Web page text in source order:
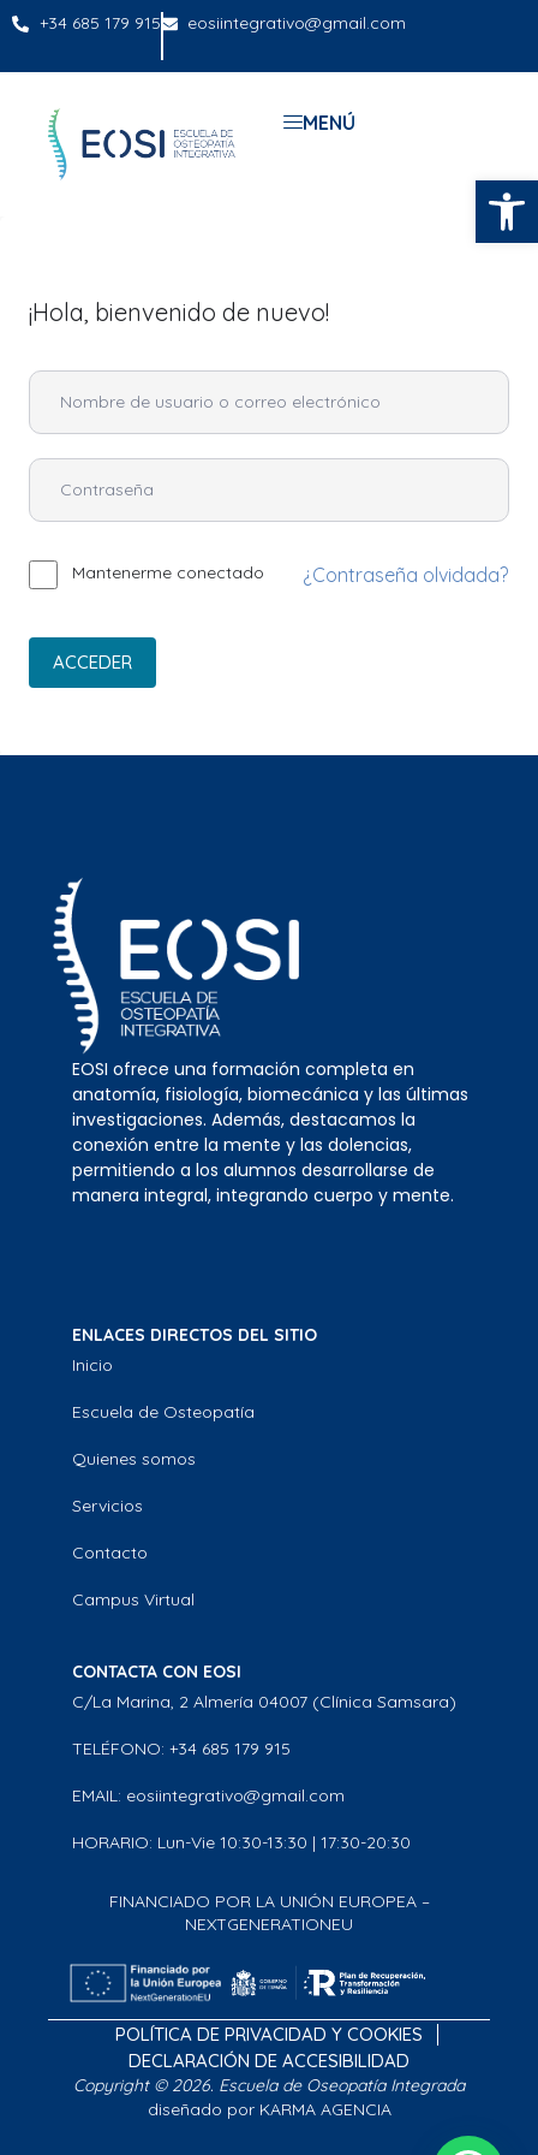
+34 685 179 915 eosiintegrativo@gmail.com
MENÚ
¡Hola, bienvenido de nuevo!
Mantenerme conectado ¿Contraseña olvidada?
ACCEDER
EOSI ofrece una formación completa en
anatomía, fisiología, biomecánica y las últimas
investigaciones. Además, destacamos la
conexión entre la mente y las dolencias,
permitiendo a los alumnos desarrollarse de
manera integral, integrando cuerpo y mente.
ENLACES DIRECTOS DEL SITIO
Inicio
Escuela de Osteopatía
Quienes somos
Servicios
Contacto
Campus Virtual
CONTACTA CON EOSI
C/La Marina, 2 Almería 04007 (Clínica Samsara)
TELÉFONO: +34 685 179 915
EMAIL: eosiintegrativo@gmail.com
HORARIO: Lun-Vie 10:30-13:30 | 17:30-20:30
FINANCIADO POR LA UNIÓN EUROPEA –
NEXTGENERATIONEU
POLÍTICA DE PRIVACIDAD Y COOKIES
DECLARACIÓN DE ACCESIBILIDAD
Copyright © 2026. Escuela de Oseopatía Integrada
diseñado por KARMA AGENCIA